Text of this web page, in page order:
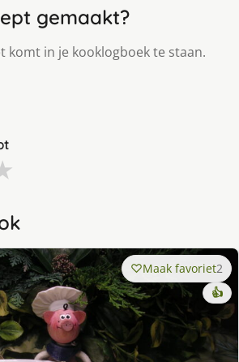
gemaakt?
komt in je kooklogboek te staan.
Maak favoriet2
👍